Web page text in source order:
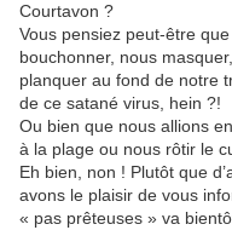
Courtavon ?
Vous pensiez peut-être
bouchonner, nous
planquer au fond de notre
de ce satané virus, hein ?!
Ou bien que nous allions
à la plage ou nous rôtir le
Eh bien, non ! Plutôt que
avons le plaisir de vous
« pas prêteuses » va